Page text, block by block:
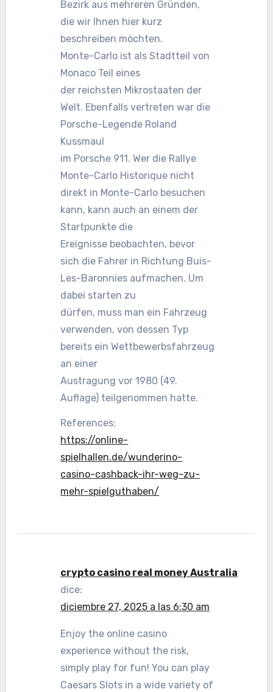
Bezirk aus mehreren Gründen,
die wir Ihnen hier kurz
beschreiben möchten.
Monte-Carlo ist als Stadtteil von
Monaco Teil eines
der reichsten Mikrostaaten der
Welt. Ebenfalls vertreten war die
Porsche-Legende Roland
Kussmaul
im Porsche 911. Wer die Rallye
Monte-Carlo Historique nicht
direkt in Monte-Carlo besuchen
kann, kann auch an einem der
Startpunkte die
Ereignisse beobachten, bevor
sich die Fahrer in Richtung Buis-
Les-Baronnies aufmachen. Um
dabei starten zu
dürfen, muss man ein Fahrzeug
verwenden, von dessen Typ
bereits ein Wettbewerbsfahrzeug
an einer
Austragung vor 1980 (49.
Auflage) teilgenommen hatte.
References:
https://online-
spielhallen.de/wunderino-
casino-cashback-ihr-weg-zu-
mehr-spielguthaben/
crypto casino real money Australia
dice:
diciembre 27, 2025 a las 6:30 am
Enjoy the online casino
experience without the risk,
simply play for fun! You can play
Caesars Slots in a wide variety of